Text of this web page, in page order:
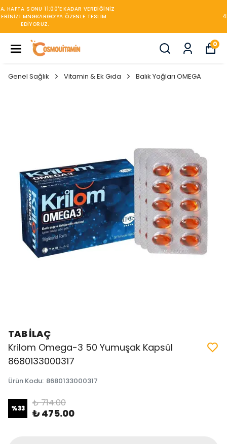
450TL ÜZERİ KARGO BEDAVA
0
Genel Sağlık Vitamin & Ek Gıda Balık Yağları OMEGA
TAB İLAÇ
Krilom Omega-3 50 Yumuşak Kapsül
8680133000317
Ürün Kodu: 8680133000317
%33 ₺ 714.00
₺ 475.00